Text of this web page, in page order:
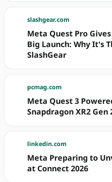
slashgear.com
Meta Quest Pro
Big Launch: Why It's
SlashGear
pcmag.com
Meta Quest 3
Snapdragon XR2 Gen
linkedin.com
Meta Preparing to
at Connect 2026